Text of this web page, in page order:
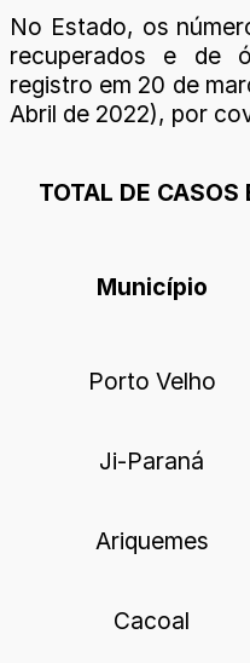
No Estado, os
recuperados e de
registro em 20 de
Abril de 2022), por
TOTAL DE
Município
Porto Velho
Ji-Paraná
Ariquemes
Cacoal